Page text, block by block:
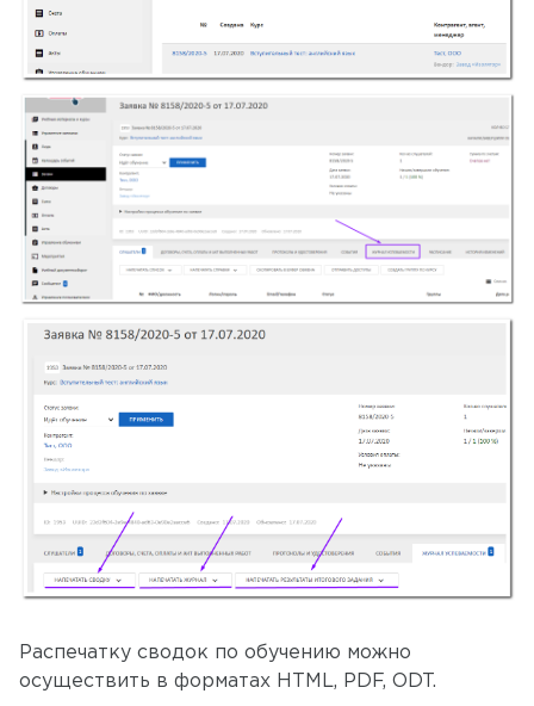
Распечатку сводок по обучению можно
осуществить в форматах HTML, PDF, ODT.